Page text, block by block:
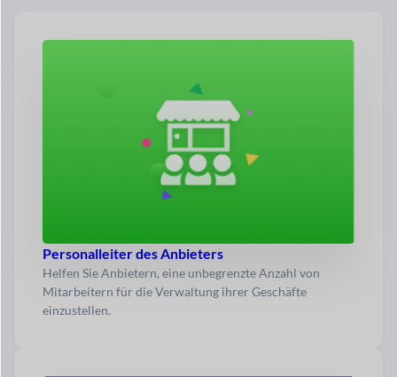
Personalleiter des Anbieters
Helfen Sie Anbietern, eine unbegrenzte Anzahl von
Mitarbeitern für die Verwaltung ihrer Geschäfte
einzustellen.